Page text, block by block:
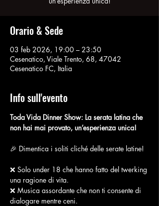
Orario & Sede
03 feb 2026, 19:00 – 23:50
Cesenatico, Viale Trento, 68, 47042
Cesenatico FC, Italia
Info sull'evento
Toda Vida Dinner Show: La serata latina che
non hai mai provato, un’esperienza unica!
🎉 Dimentica i soliti cliché delle serate latine!
❌ Solo under 18 che hanno fatto del twerking
una ragione di vita.
❌ Musica assordante che non ti consente di
dialogare mentre ceni.